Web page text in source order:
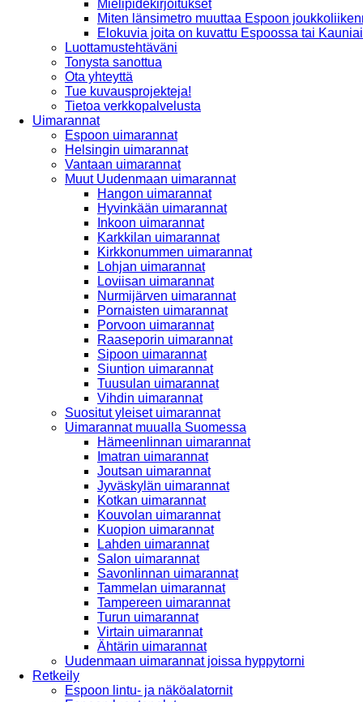
Mielipidekirjoitukset
Miten länsimetro muuttaa Espoon
Elokuvia joita on kuvattu Espoossa tai
Luottamustehtäväni
Tonysta sanottua
Ota yhteyttä
Tue kuvausprojekteja!
Tietoa verkkopalvelusta
Uimarannat
Espoon uimarannat
Helsingin uimarannat
Vantaan uimarannat
Muut Uudenmaan uimarannat
Hangon uimarannat
Hyvinkään uimarannat
Inkoon uimarannat
Karkkilan uimarannat
Kirkkonummen uimarannat
Lohjan uimarannat
Loviisan uimarannat
Nurmijärven uimarannat
Pornaisten uimarannat
Porvoon uimarannat
Raaseporin uimarannat
Sipoon uimarannat
Siuntion uimarannat
Tuusulan uimarannat
Vihdin uimarannat
Suositut yleiset uimarannat
Uimarannat muualla Suomessa
Hämeenlinnan uimarannat
Imatran uimarannat
Joutsan uimarannat
Jyväskylän uimarannat
Kotkan uimarannat
Kouvolan uimarannat
Kuopion uimarannat
Lahden uimarannat
Salon uimarannat
Savonlinnan uimarannat
Tammelan uimarannat
Tampereen uimarannat
Turun uimarannat
Virtain uimarannat
Ähtärin uimarannat
Uudenmaan uimarannat joissa hyppytorni
Retkeily
Espoon lintu- ja näköalatornit